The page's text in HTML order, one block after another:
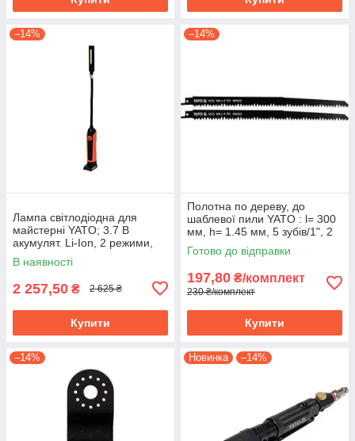
–14%
Лампа світлодіодна для
майстерні YATO; 3.7 В
акумулят. Li-Ion, 2 режими,
зарядний USB пристрій YT-
08527
В наявності
2 257,50 ₴ 2 625 ₴
Купити
–14%
Полотна по дереву, до
шаблевої пили YATO : l= 300
мм, h= 1.45 мм, 5 зубів/1", 2
шт. YT-33920
Готово до відправки
197,80 ₴/комплект
230 ₴/комплект
Купити
–14% Новинка –14%